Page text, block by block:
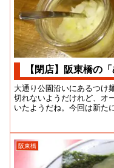
【閉店】阪東橋の
大通り公園沿いにあるつけ
切れないようだけれど、オ
いたようだね。今回は新た
阪東橋